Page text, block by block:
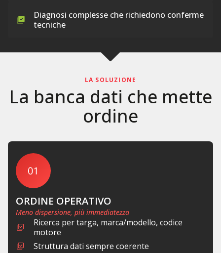
Diagnosi complesse che richiedono conferme
tecniche
LA SOLUZIONE
La banca dati che mette
ordine
ORDINE OPERATIVO
Meno dispersione, più immediatezza
Ricerca per targa, marca/modello, codice
motore
Struttura dati sempre coerente